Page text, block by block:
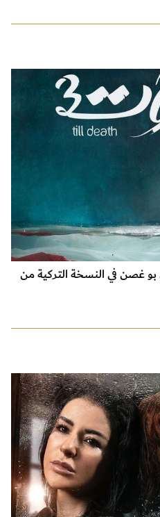
غصن في النسخة التركية من